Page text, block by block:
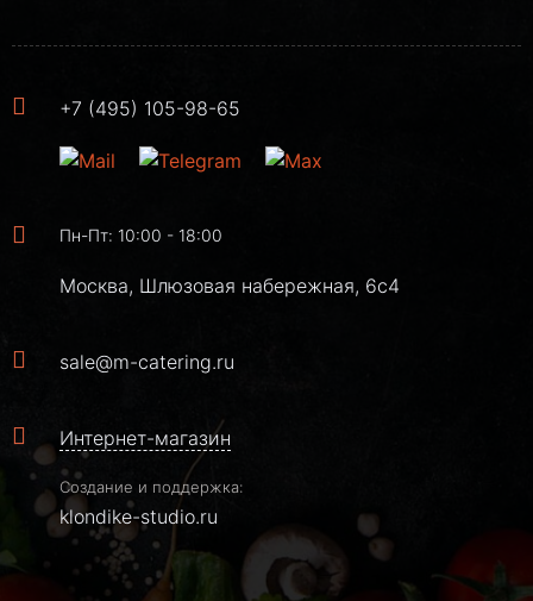
+7 (495) 105-98-65
Пн-Пт: 10:00 - 18:00
Москва, Шлюзовая набережная, 6с4
sale@m-catering.ru
Интернет-магазин
Создание и поддержка:
klondike-studio.ru